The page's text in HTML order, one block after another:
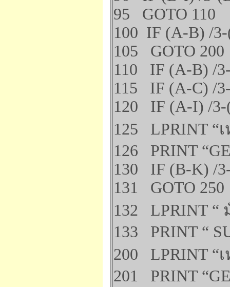
95 GOTO 110
100 IF (A-B) /
105 GOTO 200
110 IF (A-B) /
115 IF (A-C) /
120 IF (A-I) /3-
125 LPRINT
126 PRINT
130 IF (B-K) /
131 GOTO 250
132 LPRINT
133 PRINT “
200 LPRINT
201 PRINT